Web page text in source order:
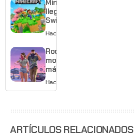
tráiler,
reparto y
tema
musical
Minecraft
llega a
Switch 2
con
mejores
gráficos
y mucho
Mario
Hace 2 días
Rockstar
mostrará
más de
GTA 6 en
agosto
Hace 2 días
ARTÍCULOS RELACIONADOS